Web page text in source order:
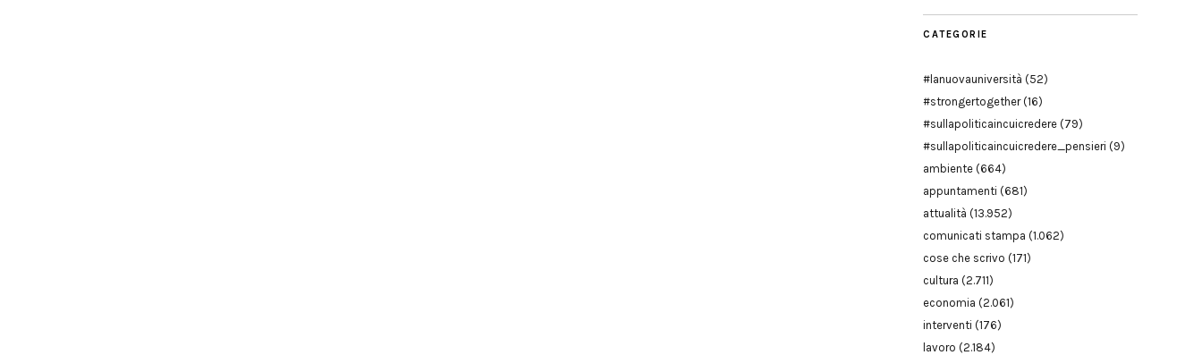
CATEGORIE
#lanuovauniversità (52)
#strongertogether(16)
#sullapoliticaincuicredere (79)
#sullapoliticaincuicredere_pensieri (9)
ambiente (664)
appuntamenti (681)
attualità (13.952)
comunicati stampa (1.062)
cose che scrivo (171)
cultura (2.711)
economia (2.061)
interventi (176)
lavoro (2.184)